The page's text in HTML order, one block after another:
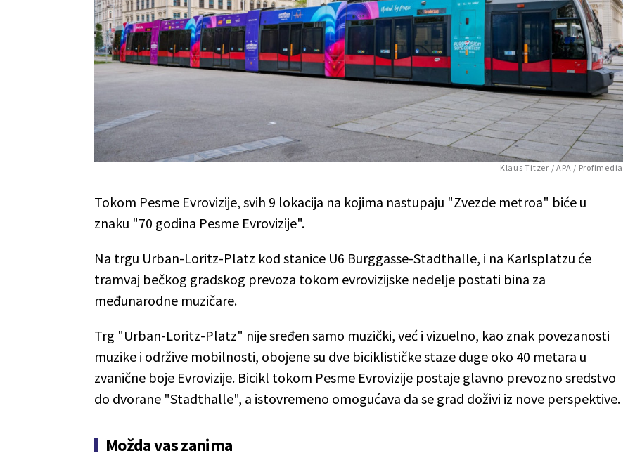
Klaus Titzer / APA / Profimedia
Tokom Pesme Evrovizije, svih 9 lokacija na kojima nastupaju "Zvezde metroa" biće u
znaku "70 godina Pesme Evrovizije".
Na trgu Urban-Loritz-Platz kod stanice U6 Burggasse-Stadthalle, i na Karlsplatzu će
tramvaj bečkog gradskog prevoza tokom evrovizijske nedelje postati bina za
međunarodne muzičare.
Trg "Urban-Loritz-Platz" nije sređen samo muzički, već i vizuelno, kao znak povezanosti
muzike i održive mobilnosti, obojene su dve biciklističke staze duge oko 40 metara u
zvanične boje Evrovizije. Bicikl tokom Pesme Evrovizije postaje glavno prevozno sredstvo
do dvorane "Stadthalle", a istovremeno omogućava da se grad doživi iz nove perspektive.
Možda vas zanima